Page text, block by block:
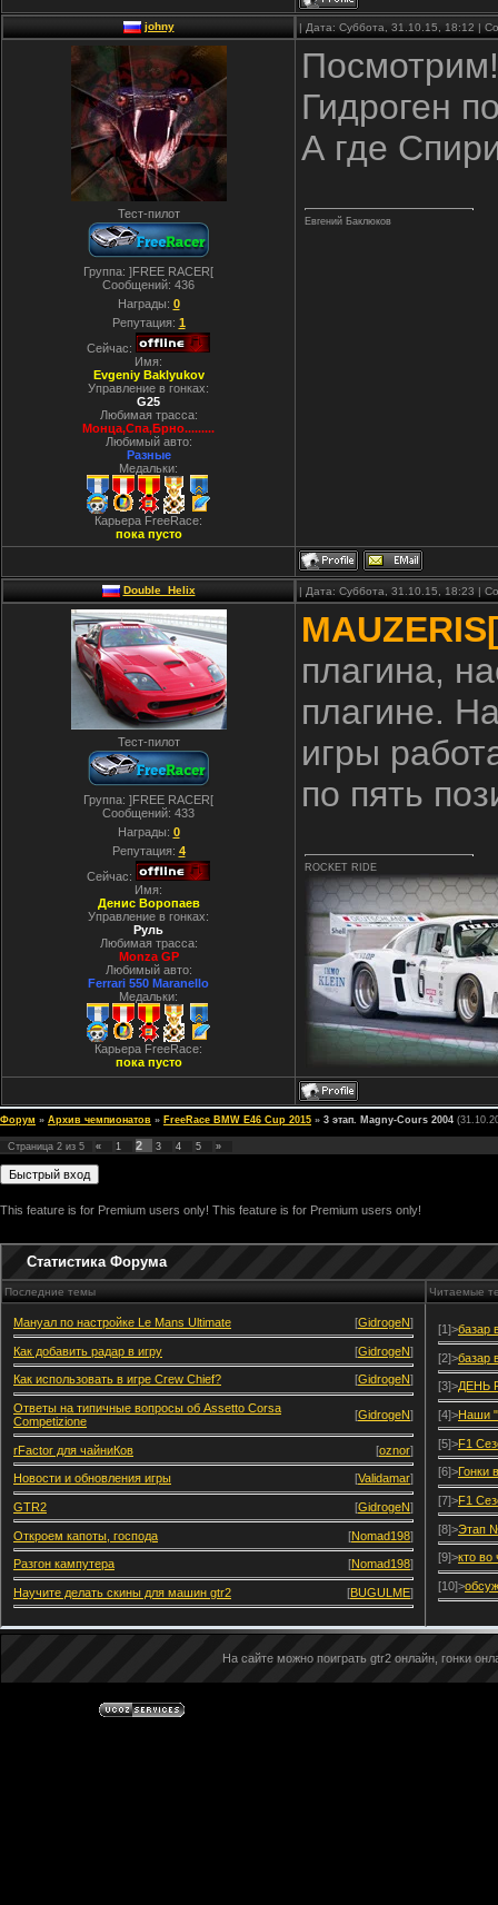
johny | Дата: Суббота, 31.10.15, 18:12 |
Тест-пилот
Группа: ]FREE RACER[
Сообщений: 436
Награды: 0
Репутация: 1
Сейчас:
Имя:
Evgeniy Baklyukov
Управление в гонках:
G25
Любимая трасса:
Монца,Спа,Брно.........
Любимый авто:
Разные
Медальки:
Карьера FreeRace:
пока пусто
Гидроген
А где
Евгений Баклюков
Double_Helix | Дата: Суббота, 31.10.15, 18:23 |
Тест-пилот
Группа: ]FREE RACER[
Сообщений: 433
Награды: 0
Репутация: 4
Сейчас:
Имя:
Денис Воропаев
Управление в гонках:
Руль
Любимая трасса:
Monza GP
Любимый авто:
Ferrari 550 Maranello
Медальки:
Карьера FreeRace:
пока пусто
плагина,
плагине.
игры
по пять
ROCKET RIDE
Форум » Архив чемпионатов » FreeRace BMW E46 Cup 2015 » 3 этап. Magny-Cours 2004
Страница 2 из 5 « 1 2 3 4 5 »
This feature is for Premium users only! This feature is for Premium users only!
Статистика Форума
Последние темы Читаемые
Мануал по настройке Le Mans Ultimate [GidrogeN]
Как добавить радар в игру [GidrogeN]
Как использовать в игре Crew Chief? [GidrogeN]
Ответы на типичные вопросы об Assetto Corsa
Competizione
[GidrogeN]
rFactor для чайниКов [oznor]
Новости и обновления игры [Validamar]
GTR2 [GidrogeN]
Откроем капоты, господа [Nomad198]
Разгон кампутера [Nomad198]
Научите делать скины для машин gtr2 [BUGULME]
[1]>базар
[2]>базар
[3]>ДЕНЬ
[4]>Наши
[5]>F1
[6]>Гонки
[7]>F1
[8]>Этап
[9]>кто во
[10]>
На сайте можно поиграть gtr2 онлайн, гонки